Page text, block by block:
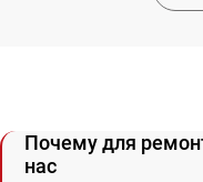
Почему для
нас